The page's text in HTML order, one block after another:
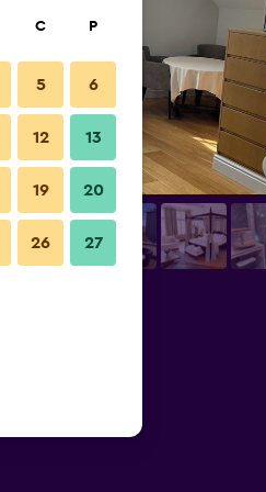
C P
5 6
12 13
19 20
26 27